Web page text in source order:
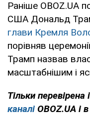
Раніше OBOZ.UA
США Дональд
глави Кремля
порівняв
Трамп назвав
масштабнішим і
Тільки
каналі OBOZ.UA і в